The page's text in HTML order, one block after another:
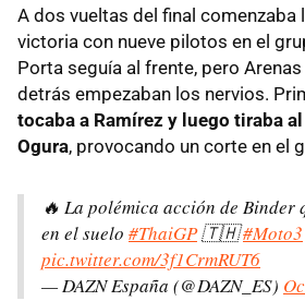
A dos vueltas del final comenzaba
victoria con nueve pilotos en el
Porta seguía al frente, pero
detrás empezaban los nervios.
tocaba a Ramírez y luego tiraba
Ogura, provocando un corte en el
🔥 La polémica acción de Binder
en el suelo #ThaiGP🇹🇭#Moto3
pic.twitter.com/3f1CrmRUT6
— DAZN España (@DAZN_ES)